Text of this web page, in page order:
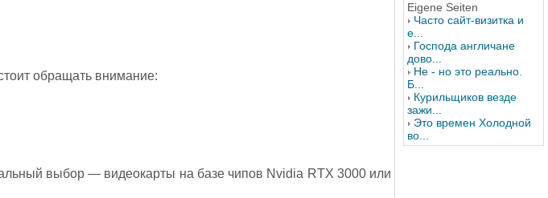
обращать внимание:
выбор — видеокарты на базе чипов Nvidia RTX 3000 или
Eigene Seiten
Часто сайт-визитка и
е...
Господа англичане
дово...
Не - но это реально.
Б...
Курильщиков везде
зажи...
Это времен Холодной
во...